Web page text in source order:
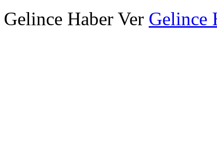
Gelince Haber Ver Gelince